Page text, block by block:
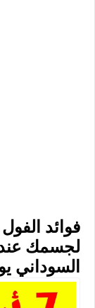
فوائد
السوداني